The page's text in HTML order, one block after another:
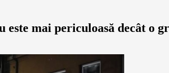
este mai periculoasă decât o